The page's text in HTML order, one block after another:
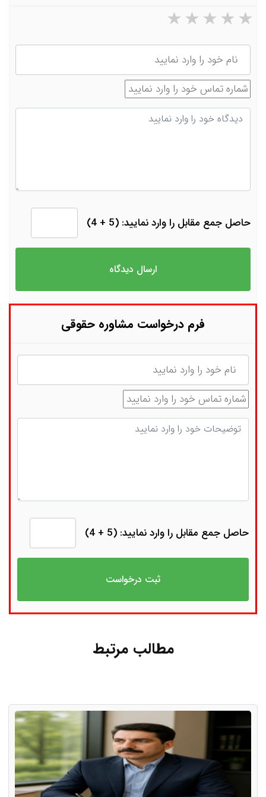
۵ ستاره از ۵ ۴ ستاره از ۵ ۳ ستاره از ۵ ۲ ستاره از ۵
نام
شماره تماس
دیدگاه
حاصل جمع مقابل را وارد نمایید: (5 + 4)
فرم درخواست مشاوره حقوقی
نام
شماره تماس
توضیحات
حاصل جمع مقابل را وارد نمایید: (5 + 4)
مطالب مرتبط